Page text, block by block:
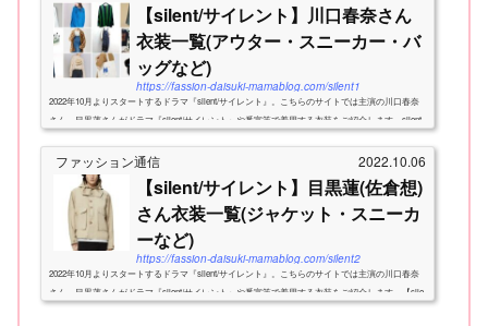
【silent/サイレント】川口春奈さん
衣装一覧(アウター・スニーカー・バ
ッグなど)
https://fassion-daisuki-mamablog.com/silent1
2022年10月よりスタートするドラマ『silent/サイレント』。こちらのサイトでは主演の川口春奈
さん、目黒蓮さんがドラマ『silent/サイレント』や番宣等で着用する衣装をご紹介します。silent
ファッション通信 2022.10.06
【silent/サイレント】目黒蓮(佐倉想)
さん衣装一覧(ジャケット・スニーカ
ーなど)
https://fassion-daisuki-mamablog.com/silent2
2022年10月よりスタートするドラマ『silent/サイレント』。こちらのサイトでは主演の川口春奈
さん、目黒蓮さんがドラマ『silent/サイレント』や番宣等で着用する衣装をご紹介します。【sile